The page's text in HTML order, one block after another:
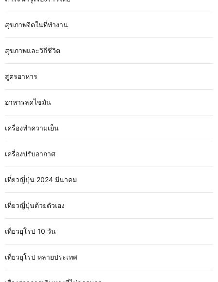
สุขภาพจิตในที่ทำงาน
สุขภาพและวิถีชีวิต
สูตรอาหาร
อาหารลดไขมัน
เครื่องทำความเย็น
เครื่องปรับอากาศ
เที่ยวญี่ปุ่น 2024 มีนาคม
เที่ยวญี่ปุ่นด้วยตัวเอง
เที่ยวยุโรป 10 วัน
เที่ยวยุโรป หลายประเทศ